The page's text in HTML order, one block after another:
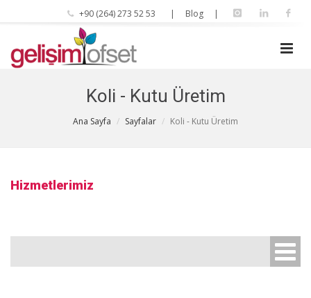
+90 (264) 273 52 53 | Blog |
Koli - Kutu Üretim
Ana Sayfa Sayfalar Koli - Kutu Üretim
Hizmetlerimiz